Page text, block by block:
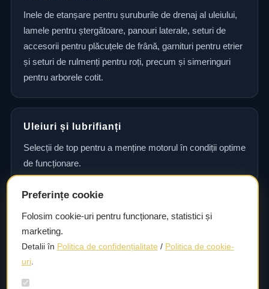
Inele de etanșare pentru șuruburile de drenaj al uleiului,
lamele pentru ștergătoare, panouri laterale, seturi de
accesorii pentru plăcuțele de frână, garnituri pentru etrier
și seturi de rulmenți pentru roți, precum și simeringuri
pentru arborele cotit.
Uleiuri și lubrifianți
Selecții de top pentru a menține motorul în condiții optime
de funcționare.
Consultanță și asistență tehnică
Consultanță și asistență tehnică pentru alegerea pieselor
potrivite și efectuarea reparațiilor sau întreținerii corecte.
Preferințe cookie
Folosim cookie-uri pentru funcționare, statistici și
marketing.
Detalii în Politica de confidențialitate / Politica de cookie-
uri.